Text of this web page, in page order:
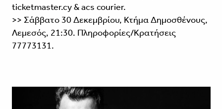
ticketmaster.cy & acs courier.
>> Σάββατο 30 Δεκεμβρίου, Κτήμα Δημοσθένους,
Λεμεσός, 21:30. Πληροφορίες/Κρατήσεις
77773131.